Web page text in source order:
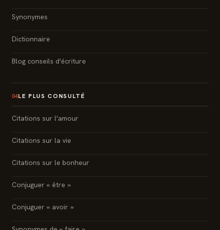
Synonymes
Dictionnaire
Blog conseils d'écriture
04LE PLUS CONSULTÉ
Citations sur l'amour
Citations sur la vie
Citations sur le bonheur
Conjuguer « être »
Conjuguer « avoir »